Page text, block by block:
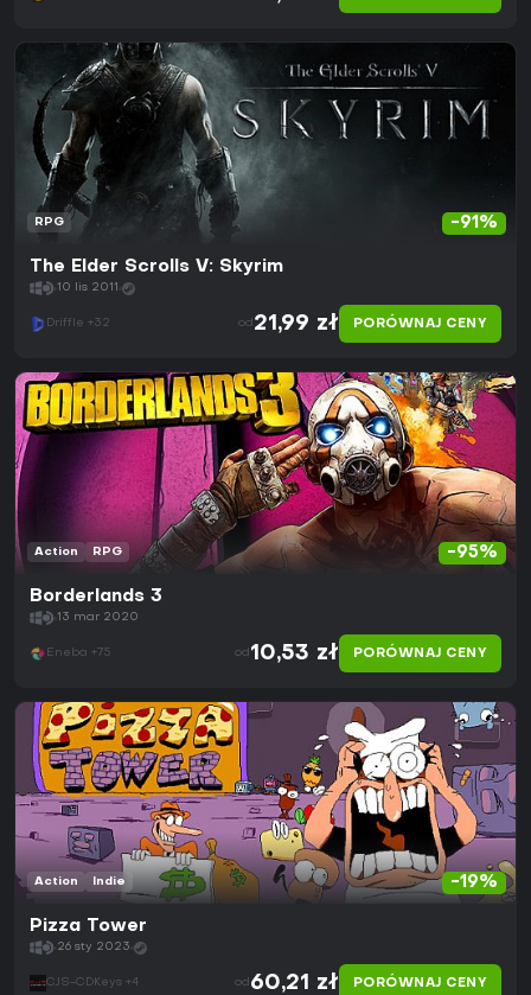
-91%
RPG
The Elder Scrolls V: Skyrim
10 lis 2011
Driffle +32 od 21,99 zł PORÓWNAJ CENY
-95%
Action RPG
Borderlands 3
13 mar 2020
Eneba +75 od 10,53 zł PORÓWNAJ CENY
-19%
Action Indie
Pizza Tower
26 sty 2023
CJS-CDKeys +4 od 60,21 zł PORÓWNAJ CENY